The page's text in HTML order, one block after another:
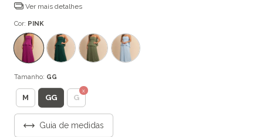
Ver mais detalhes
Cor: PINK
Tamanho: GG
M GG G
Guia de medidas